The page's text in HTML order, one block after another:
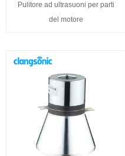
Pulitore ad ultrasuoni per parti
del motore